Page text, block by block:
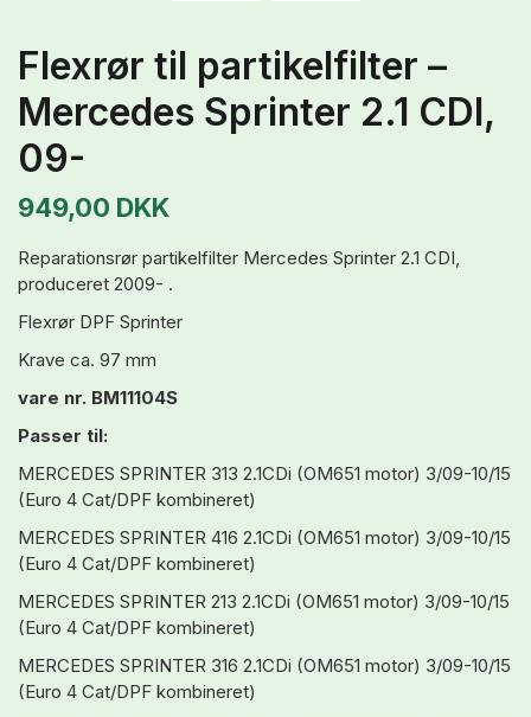
Flexrør til partikelfilter –
Mercedes Sprinter 2.1 CDI,
09-
949,00 DKK
Reparationsrør partikelfilter Mercedes Sprinter 2.1 CDI,
produceret 2009- .
Flexrør DPF Sprinter
Krave ca. 97 mm
vare nr. BM11104S
Passer til:
MERCEDES SPRINTER 313 2.1CDi (OM651 motor) 3/09-10/15
(Euro 4 Cat/DPF kombineret)
MERCEDES SPRINTER 416 2.1CDi (OM651 motor) 3/09-10/15
(Euro 4 Cat/DPF kombineret)
MERCEDES SPRINTER 213 2.1CDi (OM651 motor) 3/09-10/15
(Euro 4 Cat/DPF kombineret)
MERCEDES SPRINTER 316 2.1CDi (OM651 motor) 3/09-10/15
(Euro 4 Cat/DPF kombineret)